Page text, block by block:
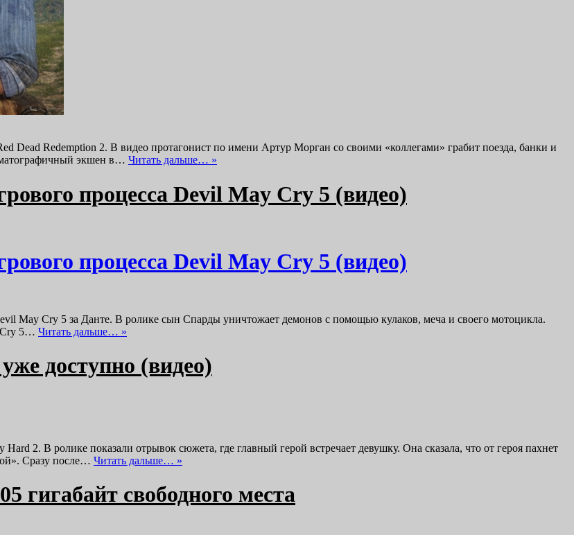
Dead Redemption 2. В видео протагонист по имени Артур Морган со своими «коллегами» грабит поезда, банки и
экшен в… Читать дальше… »
процесса Devil May Cry 5 (видео)
процесса Devil May Cry 5 (видео)
May Cry 5 за Данте. В ролике сын Спарды уничтожает демонов с помощью кулаков, меча и своего мотоцикла.
Cry 5… Читать дальше… »
доступно (видео)
2. В ролике показали отрывок сюжета, где главный герой встречает девушку. Она сказала, что от героя пахнет
Сразу после… Читать дальше… »
гигабайт свободного места